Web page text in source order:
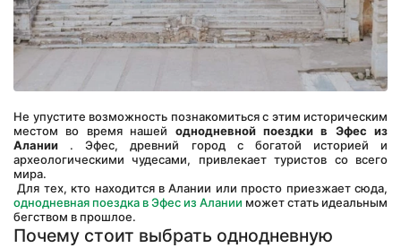
Не упустите возможность познакомиться с этим историческим
местом во время нашей однодневной поездки в Эфес из
Алании . Эфес, древний город с богатой историей и
археологическими чудесами, привлекает туристов со всего
мира.
Для тех, кто находится в Алании или просто приезжает сюда,
однодневная поездка в Эфес из Алании может стать идеальным
бегством в прошлое.
Почему стоит выбрать однодневную